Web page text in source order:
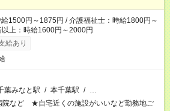
1500円～1875円 / 介護福祉士：時給1800円～
上：時給1600円～2000円
給あり
葉みなと駅 / 本千葉駅 / …
院など ★自宅近くの施設がいいなど勤務地ご